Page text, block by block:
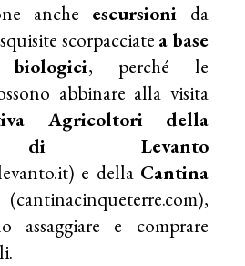
anche escursioni da
scorpacciate a base
, perché le
abbinare alla visita
Agricoltori della
di Levanto
e della Cantina
(cantinacinqueterre.com),
assaggiare e comprare